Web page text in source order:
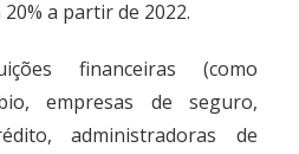
a partir de 2022.
financeiras (como
empresas de seguro,
administradoras de